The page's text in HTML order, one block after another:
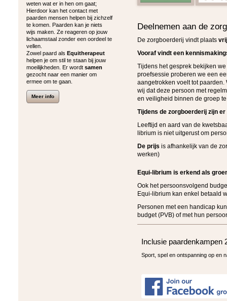
weten wat er in hen om gaat;
Hierdoor kan het contact met
paarden mensen helpen bij zichzelf
te komen. Paarden kan je niets
wijs maken. Ze reageren op jouw
lichaamstaal zonder een oordeel te
vellen.
Zowel paard als Equitherapeut
helpen je om stil te staan bij jouw
moeilijkheden. Er wordt samen
gezocht naar een manier om
ermee om te gaan.
Meer info
Deelnemen aan de
De zorgboerderij vindt plaats
Vooraf vindt een
Tijdens het gesprek bekijken
proefsessie proberen we een
aangetrokken voelt tot
wij dat deze persoon met
en veiligheid binnen de groep
Tijdens de zorgboerderij zijn
Leeftijd en aard van de
librium is niet uitgerust om
De prijs is afhankelijk van de
werken)
Equi-librium is erkend als
Ook het persoonsvolgend
Equi-librium kan enkel betaald
Personen met een handicap
budget (PVB) of met hun
Inclusie paardenkampen
Sport, spel en ontspanning op en